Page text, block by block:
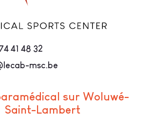
41 48 32
msc.be
sur Woluwé-
Saint-Lambert